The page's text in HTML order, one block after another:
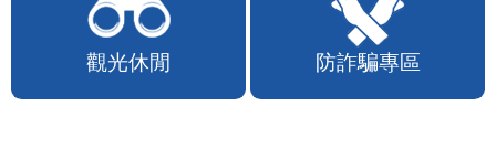
觀光休閒 防詐騙專區